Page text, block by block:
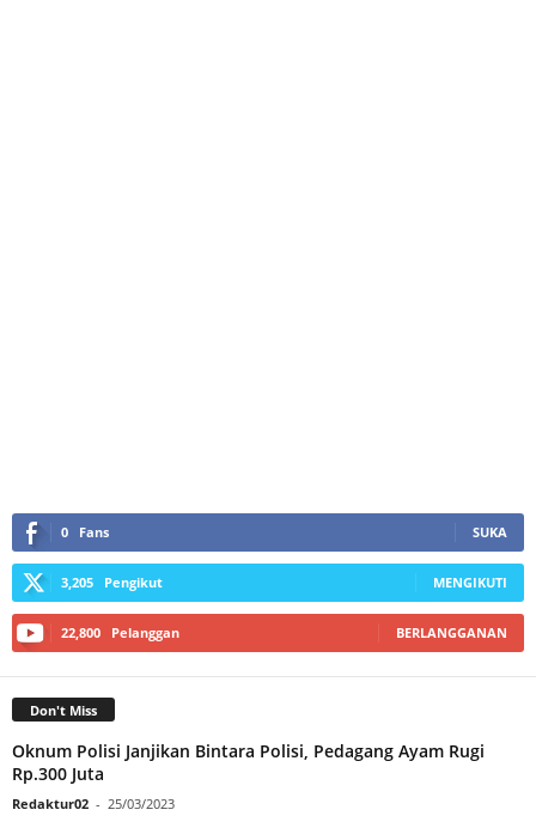
0 Fans SUKA
3,205 Pengikut MENGIKUTI
22,800 Pelanggan BERLANGGANAN
Don't Miss
Oknum Polisi Janjikan Bintara Polisi, Pedagang Ayam Rugi
Rp.300 Juta
Redaktur02 - 25/03/2023